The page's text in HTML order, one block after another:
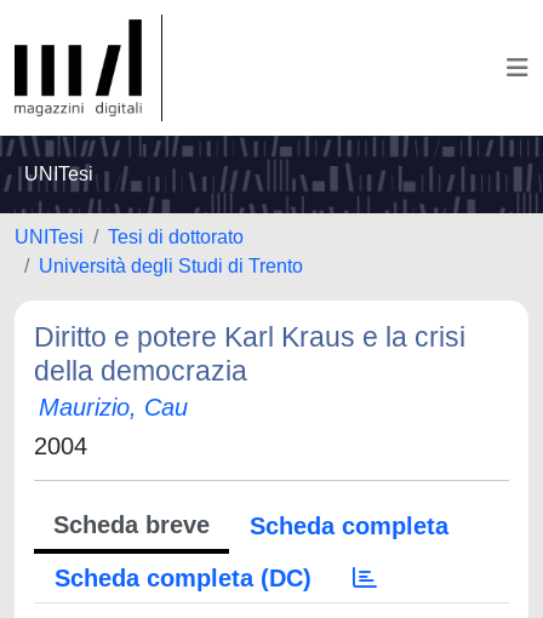
UNITesi
UNITesi
Tesi di dottorato
Università degli Studi di Trento
Diritto e potere Karl Kraus e la crisi
della democrazia
Maurizio, Cau
2004
Scheda breve
Scheda completa
Scheda completa (DC)